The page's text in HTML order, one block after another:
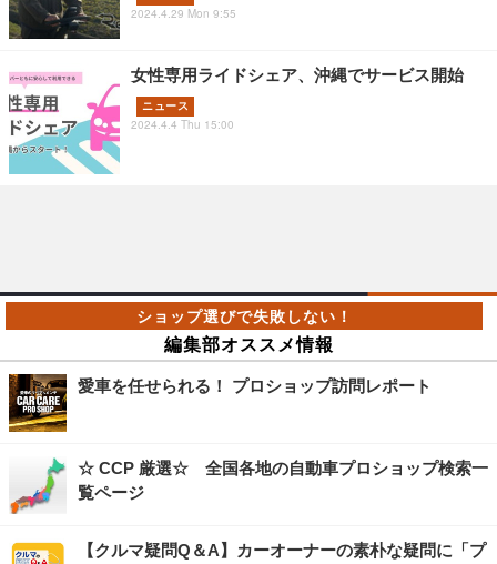
2024.4.29 Mon 9:55
女性専用ライドシェア、沖縄でサービス開始
ニュース
2024.4.4 Thu 15:00
編集部オススメ情報
愛車を任せられる！ プロショップ訪問レポート
☆ CCP 厳選☆ 全国各地の自動車プロショップ検索一
覧ページ
【クルマ疑問Q＆A】カーオーナーの素朴な疑問に「プ